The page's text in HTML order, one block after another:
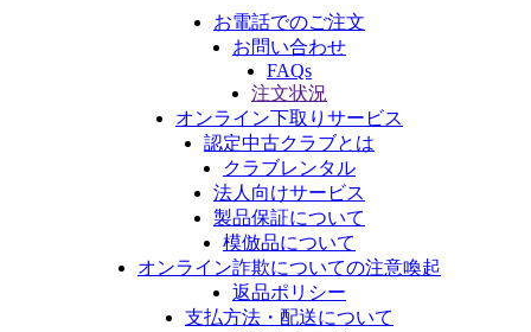
お電話でのご注文
お問い合わせ
FAQs
注文状況
オンライン下取りサービス
認定中古クラブとは
クラブレンタル
法人向けサービス
製品保証について
模倣品について
オンライン詐欺についての注意喚起
返品ポリシー
支払方法・配送について